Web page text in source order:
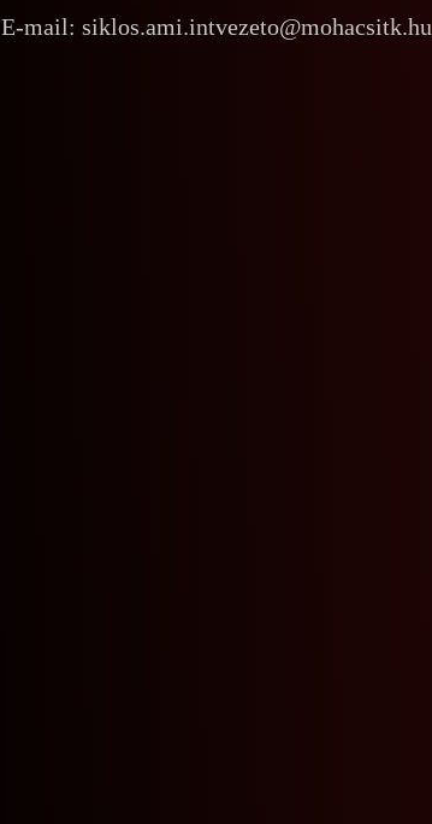
E-mail: siklos.ami.intvezeto@mohacsitk.hu